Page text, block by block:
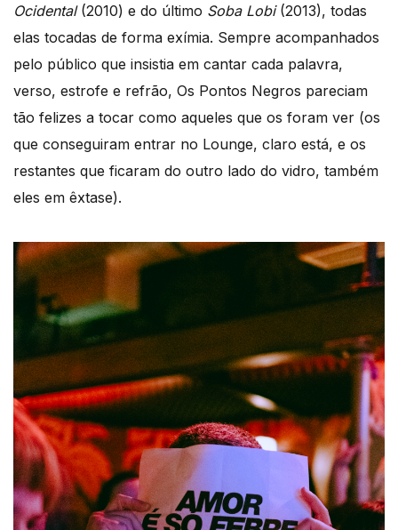
Ocidental(2010) e do último Soba Lobi(2013), todas
elas tocadas de forma exímia. Sempre acompanhados
pelo público que insistia em cantar cada palavra,
verso, estrofe e refrão, Os Pontos Negros pareciam
tão felizes a tocar como aqueles que os foram ver (os
que conseguiram entrar no Lounge, claro está, e os
restantes que ficaram do outro lado do vidro, também
eles em êxtase).